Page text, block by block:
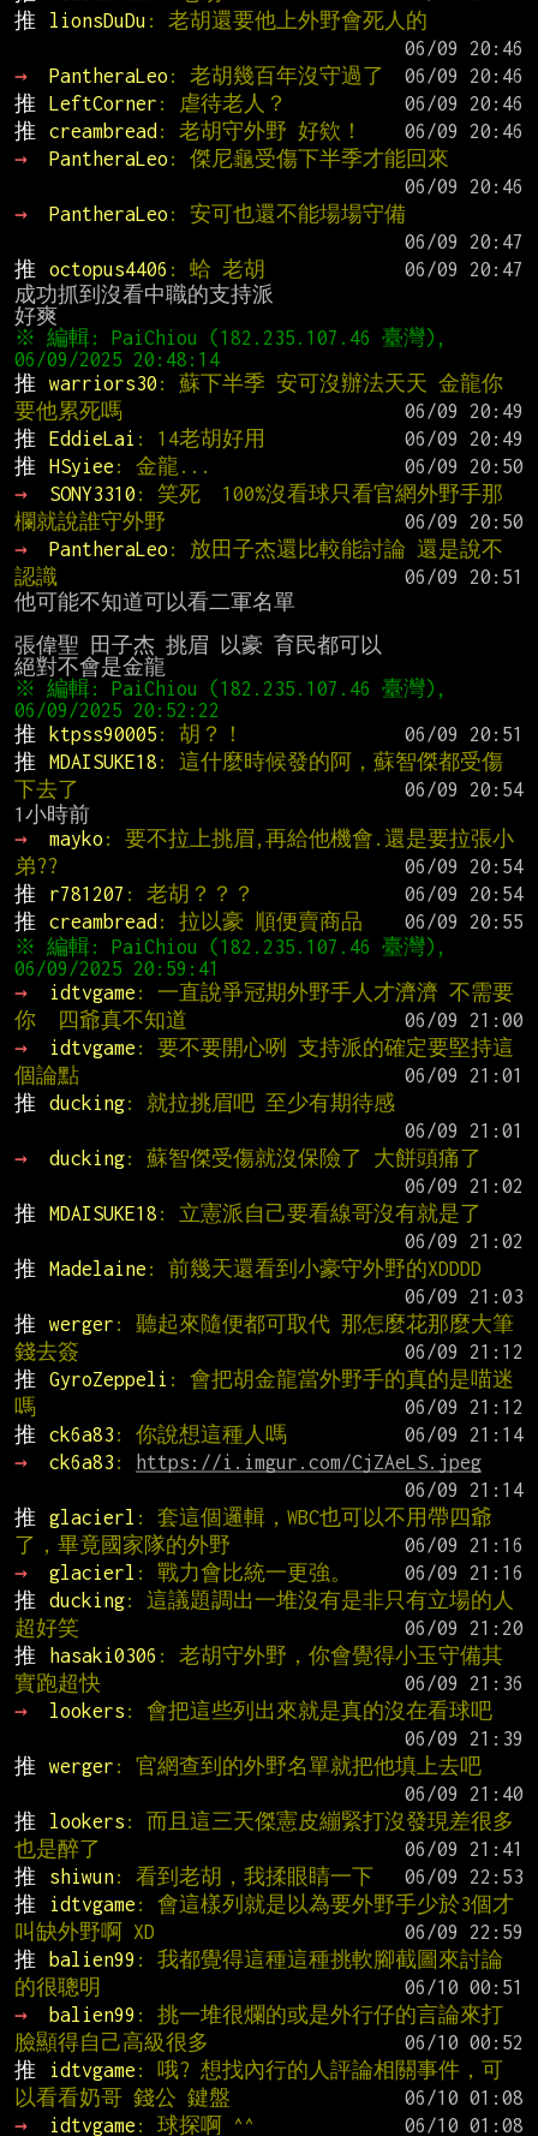
推
lionsDuDu : 老胡還要他上外野會死人的
→
PantheraLeo : 老胡幾百年沒守過了
推
LeftCorner : 虐待老人？
推
creambread : 老胡守外野 好欸！
→
PantheraLeo : 傑尼龜受傷下半季才能回來
→
PantheraLeo : 安可也還不能場場守備
推
octopus4406 : 蛤 老胡
成功抓到沒看中職的支持派
※ 編輯: PaiChiou (182.235.107.46 臺灣),
推
warriors30 : 蘇下半季 安可沒辦法天天 金龍你
要他累死嗎
推
EddieLai : 14老胡好用
推
HSyiee : 金龍...
→
SONY3310 : 笑死  100%沒看球只看官網外野手那
欄就說誰守外野
→
PantheraLeo : 放田子杰還比較能討論 還是說不
認識
他可能不知道可以看二軍名單
張偉聖 田子杰 挑眉 以豪 育民都可以
※ 編輯: PaiChiou (182.235.107.46 臺灣),
推
ktpss90005 : 胡？！
推
MDAISUKE18 : 這什麼時候發的阿，蘇智傑都受傷
下去了
→
mayko : 要不拉上挑眉,再給他機會.還是要拉張小
弟??
推
r781207 : 老胡？？？
推
creambread : 拉以豪 順便賣商品
※ 編輯: PaiChiou (182.235.107.46 臺灣),
→
idtvgame : 一直說爭冠期外野手人才濟濟 不需要
你  四爺真不知道
→
idtvgame : 要不要開心咧 支持派的確定要堅持這
個論點
推
ducking: 就拉挑眉吧 至少有期待感
→
ducking: 蘇智傑受傷就沒保險了 大餅頭痛了
推
MDAISUKE18 : 立憲派自己要看線哥沒有就是了
推
Madelaine : 前幾天還看到小豪守外野的XDDDD
推
werger : 聽起來隨便都可取代 那怎麼花那麼大筆
錢去簽
推
GyroZeppeli : 會把胡金龍當外野手的真的是喵迷
嗎
推
ck6a83 : 你說想這種人嗎
→
ck6a83 :
https://i.imgur.com/CjZAeLS.jpeg
推
glacierl : 套這個邏輯，WBC也可以不用帶四爺
了，畢竟國家隊的外野
→
glacierl : 戰力會比統一更強。
推
ducking: 這議題調出一堆沒有是非只有立場的人
超好笑
推
hasaki0306 : 老胡守外野，你會覺得小玉守備其
實跑超快
→
lookers : 會把這些列出來就是真的沒在看球吧
推
werger : 官網查到的外野名單就把他填上去吧
推
lookers : 而且這三天傑憲皮繃緊打沒發現差很多
也是醉了
推
shiwun: 看到老胡，我揉眼睛一下
推
idtvgame : 會這樣列就是以為要外野手少於3個才
叫缺外野啊 XD
推
balien99 : 我都覺得這種這種挑軟腳截圖來討論
的很聰明
→
balien99 : 挑一堆很爛的或是外行仔的言論來打
臉顯得自己高級很多
推
idtvgame : 哦? 想找內行的人評論相關事件，可
以看看奶哥 錢公 鍵盤
→
idtvgame : 球探啊 ^^